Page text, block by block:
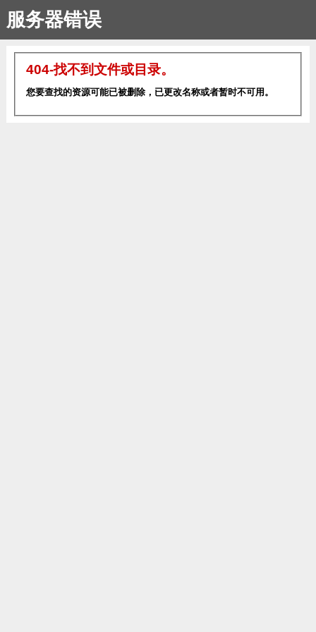
服务器错误
404-找不到文件或目录。
您要查找的资源可能已被删除，已更改名称或者暂时不可用。